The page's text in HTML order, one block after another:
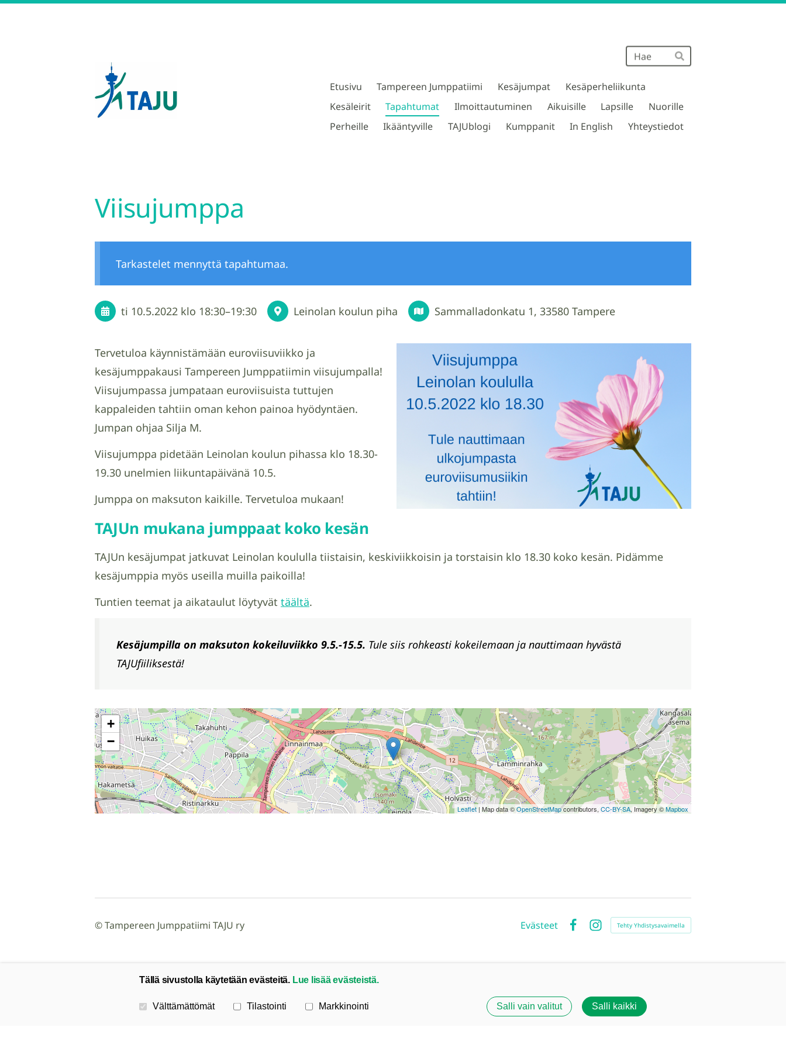
Hae
Tampereen Jumppatiimi TAJU ry
Etusivu Tampereen Jumppatiimi Kesäjumpat
Kesäperheliikunta
Kesäleirit
Tapahtumat Ilmoittautuminen Aikuisille Lapsille
Nuorille
Perheille
Ikääntyville TAJUblogi Kumppanit In English Yhteystiedot
Viisujumppa
Tarkastelet mennyttä tapahtumaa.
ti 10.5.2022 klo 18:30–19:30 Leinolan koulun piha Sammalladonkatu 1, 33580 Tampere
Tervetuloa käynnistämään euroviisuviikko ja
kesäjumppakausi Tampereen Jumppatiimin viisujumpalla!
Viisujumpassa jumpataan euroviisuista tuttujen
kappaleiden tahtiin oman kehon painoa hyödyntäen.
Jumpan ohjaa Silja M.
Viisujumppa pidetään Leinolan koulun pihassa klo 18.30-
19.30 unelmien liikuntapäivänä 10.5.
Jumppa on maksuton kaikille. Tervetuloa mukaan!
TAJUn mukana jumppaat koko kesän
TAJUn kesäjumpat jatkuvat Leinolan koululla tiistaisin, keskiviikkoisin ja torstaisin klo 18.30 koko kesän. Pidämme
kesäjumppia myös useilla muilla paikoilla!
Tuntien teemat ja aikataulut löytyvät täältä.
Kesäjumpilla on maksuton kokeiluviikko 9.5.-15.5. Tule siis rohkeasti kokeilemaan ja nauttimaan hyvästä
TAJUfiiliksestä!
+
−
Leaflet | Map data ©OpenStreetMapcontributors, CC-BY-SA, Imagery ©Mapbox
©Tampereen Jumppatiimi TAJU ry
Evästeet
Instagram
Tehty Yhdistysavaimella
Tällä sivustolla käytetään evästeitä. Lue lisää evästeistä.
Valitse käytettävät evästeet
Välttämättömät Tilastointi Markkinointi Salli vain valitut Salli kaikki